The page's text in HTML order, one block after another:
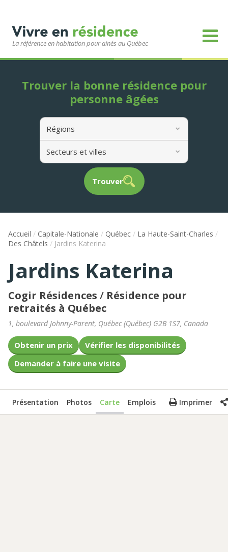
La référence en habitation pour ainés au Québec
Régions
Secteurs et villes
Trouver
Trouver la bonne résidence pour
personne âgées
Accueil / Capitale-Nationale / Québec / La Haute-Saint-Charles /
Des Châtels / Jardins Katerina
Jardins Katerina
Cogir Résidences / Résidence pour
retraités à Québec
1, boulevard Johnny-Parent, Québec(Québec) G2B 1S7, Canada
Obtenir un prix
Vérifier les disponibilités
Demander à faire une visite
Présentation Photos Carte Emplois Imprimer